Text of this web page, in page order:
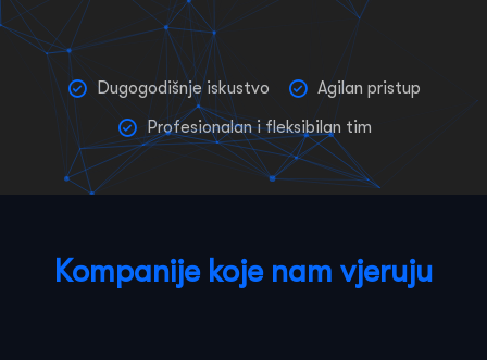
Dugogodišnje iskustvo
Agilan pristup
Profesionalan i fleksibilan tim
Kompanije koje nam vjeruju